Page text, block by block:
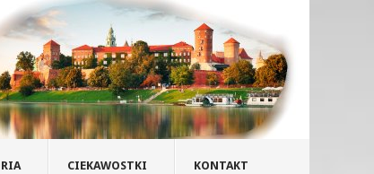
CIEKAWOSTKI KONTAKT